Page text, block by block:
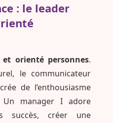
: le leader
et orienté personnes.
le communicateur
de l’enthousiasme
manager I adore
succès, créer une